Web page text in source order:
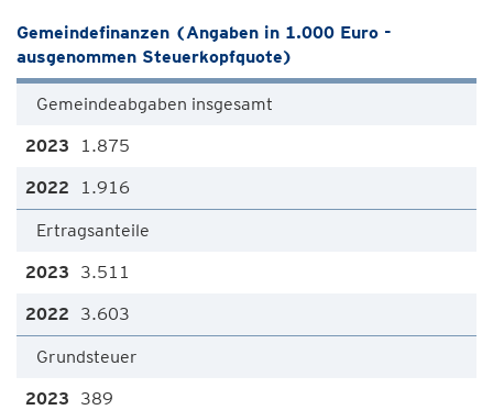
Gemeindefinanzen (Angaben in 1.000 Euro -
ausgenommen Steuerkopfquote)
Gemeindeabgaben insgesamt
1.875
1.916
Ertragsanteile
3.511
3.603
Grundsteuer
389